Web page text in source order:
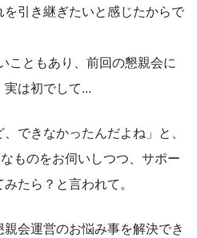
引き継ぎたいと感じたからで
こともあり、前回の懇親会に
は初でして...
できなかったんだよね」と、
ものをお伺いしつつ、サポー
たら？と言われて。
会運営のお悩み事を解決でき